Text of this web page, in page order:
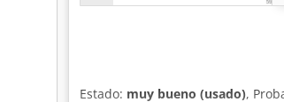
Estado: muy bueno (usado),